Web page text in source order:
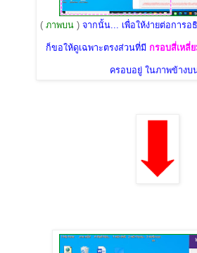
( ภาพบน ) จากนั้น... เพื่อให้ง่ายต่อการ
ก็ขอให้ดูเฉพาะตรงส่วนที่มี กรอบสี่เหลี่
ครอบอยู่ ในภาพข้างบ